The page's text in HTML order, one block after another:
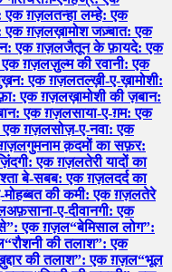
एक ग़ज़लतन्हा लम्हे: एक
एक ग़ज़लख़ामोश जज़्बात: एक
एक ग़ज़लजैतून के फ़ायदे: एक
एक ग़ज़लज़ुल्म की रवानी: एक
एक ग़ज़लतल्ख़ी-ए-ख़ामोशी:
एक ग़ज़लख़ामोशी की ज़बान:
एक ग़ज़लसाया-ए-ग़म: एक
एक ग़ज़लसोज़-ए-नवा: एक
गुमनाम क़दमों का सफ़र:
एक ग़ज़लतेरी यादों का
बे-सबब: एक ग़ज़लदर्द का
की कमी: एक ग़ज़लतेरे
अफ़साना-ए-दीवानगी: एक
से”: एक ग़ज़ल“बेमिसाल लोग”:
“रौशनी की तलाश”: एक
की तलाश”: एक ग़ज़ल“भूल